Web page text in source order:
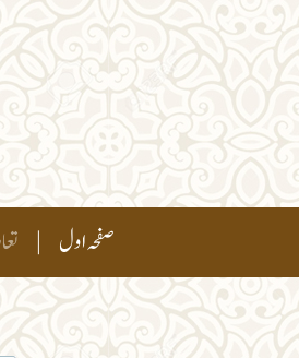
صفحہ اول |